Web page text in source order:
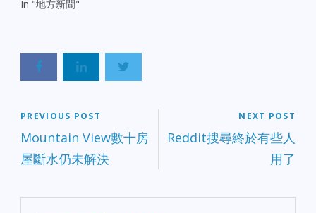
In "地方新聞"
PREVIOUS POST
Mountain View數十房
屋斷水仍未解決
NEXT POST
Reddit搜尋終於有些人
用了